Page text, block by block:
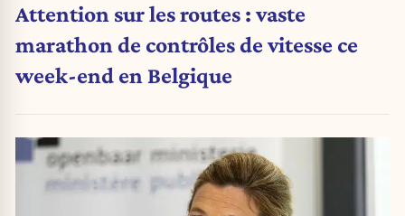
Attention sur les routes : vaste
marathon de contrôles de vitesse ce
week-end en Belgique